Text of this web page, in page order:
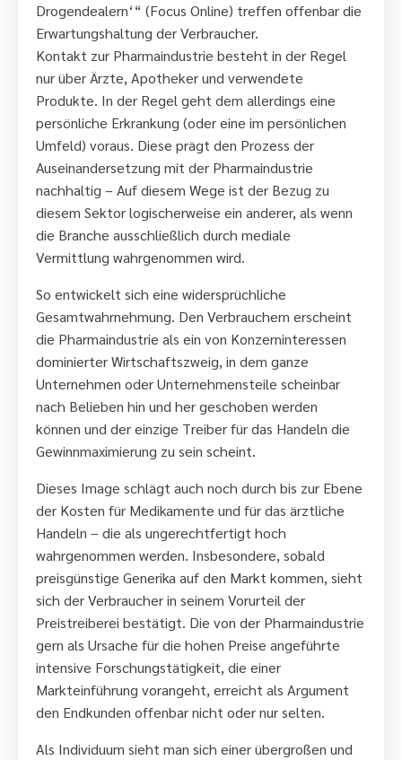
Drogendealern‘“ (Focus Online) treffen offenbar die
Erwartungshaltung der Verbraucher.
Kontakt zur Pharmaindustrie besteht in der Regel
nur über Ärzte, Apotheker und verwendete
Produkte. In der Regel geht dem allerdings eine
persönliche Erkrankung (oder eine im persönlichen
Umfeld) voraus. Diese prägt den Prozess der
Auseinandersetzung mit der Pharmaindustrie
nachhaltig – Auf diesem Wege ist der Bezug zu
diesem Sektor logischerweise ein anderer, als wenn
die Branche ausschließlich durch mediale
Vermittlung wahrgenommen wird.
So entwickelt sich eine widersprüchliche
Gesamtwahrnehmung. Den Verbrauchern erscheint
die Pharmaindustrie als ein von Konzerninteressen
dominierter Wirtschaftszweig, in dem ganze
Unternehmen oder Unternehmensteile scheinbar
nach Belieben hin und her geschoben werden
können und der einzige Treiber für das Handeln die
Gewinnmaximierung zu sein scheint.
Dieses Image schlägt auch noch durch bis zur Ebene
der Kosten für Medikamente und für das ärztliche
Handeln – die als ungerechtfertigt hoch
wahrgenommen werden. Insbesondere, sobald
preisgünstige Generika auf den Markt kommen, sieht
sich der Verbraucher in seinem Vorurteil der
Preistreiberei bestätigt. Die von der Pharmaindustrie
gern als Ursache für die hohen Preise angeführte
intensive Forschungstätigkeit, die einer
Markteinführung vorangeht, erreicht als Argument
den Endkunden offenbar nicht oder nur selten.
Als Individuum sieht man sich einer übergroßen und